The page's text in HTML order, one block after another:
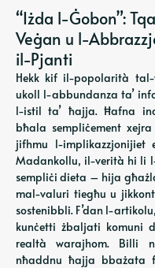
“Iżda l-Ġobon”:
Veġan u l-
il-Pjanti
Hekk kif il-popolarità
ukoll l-abbundanza ta’
l-istil ta’ ħajja. Ħafna
bħala sempliċement
jifhmu l-
Madankollu, il-verità hi li
sempliċi dieta – hija
mal-valuri tiegħu u
sostenibbli. F’dan l-
kunċetti żbaljati komuni
realtà warajhom. Billi
nħaddnu ħajja bbażata